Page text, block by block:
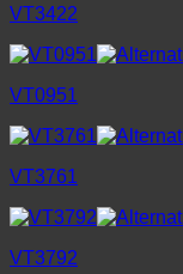
VT3422
VT0951
VT3761
VT3792